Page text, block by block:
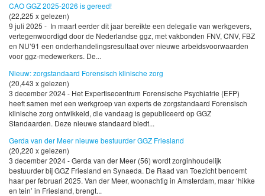
CAO GGZ 2025-2026 is gereed!
(22,225 x gelezen)
9 juli 2025 - In maart eerder dit jaar bereikte een delegatie van werkgevers,
vertegenwoordigd door de Nederlandse ggz, met vakbonden FNV, CNV, FBZ
en NU’91 een onderhandelingsresultaat over nieuwe arbeidsvoorwaarden
voor ggz-medewerkers. De...
Nieuw: zorgstandaard Forensisch klinische zorg
(20,443 x gelezen)
3 december 2024 - Het Expertisecentrum Forensische Psychiatrie (EFP)
heeft samen met een werkgroep van experts de zorgstandaard Forensisch
klinische zorg ontwikkeld, die vandaag is gepubliceerd op GGZ
Standaarden. Deze nieuwe standaard biedt...
Gerda van der Meer nieuwe bestuurder GGZ Friesland
(20,220 x gelezen)
3 december 2024 - Gerda van der Meer (56) wordt zorginhoudelijk
bestuurder bij GGZ Friesland en Synaeda. De Raad van Toezicht benoemt
haar per februari 2025. Van der Meer, woonachtig in Amsterdam, maar ‘hikke
en tein’ in Friesland, brengt...